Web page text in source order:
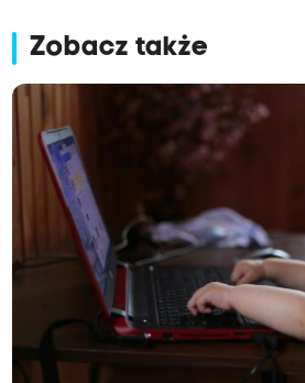
Zobacz także